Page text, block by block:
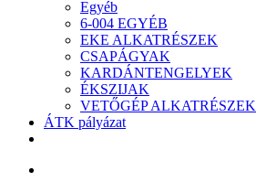
Egyéb
6-004 EGYÉB
EKE ALKATRÉSZEK
CSAPÁGYAK
KARDÁNTENGELYEK
ÉKSZIJAK
VETŐGÉP ALKATRÉSZEK
ÁTK pályázat